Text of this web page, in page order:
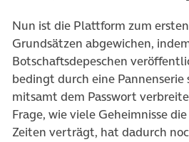
Nun ist die Plattform zum
Grundsätzen abgewichen,
Botschaftsdepeschen
bedingt durch eine Pannenserie
mitsamt dem Passwort
Frage, wie viele Geheimnisse
Zeiten verträgt, hat dadurch